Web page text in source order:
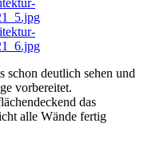
schon deutlich sehen und
vorbereitet.
das
alle Wände fertig